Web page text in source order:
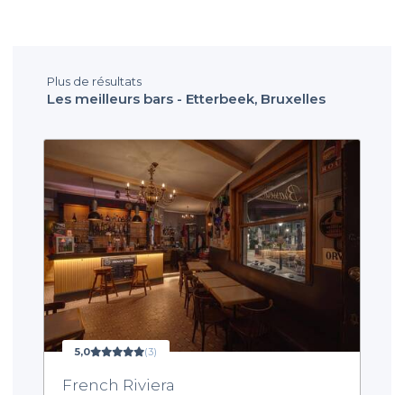
Plus de résultats
Les meilleurs bars - Etterbeek, Bruxelles
5,0 (3)
French Riviera